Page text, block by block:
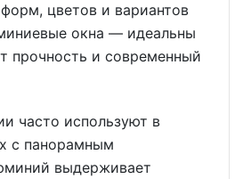
цветов и вариантов
окна — идеальны
прочность и современный
часто используют в
с панорамным
выдерживает